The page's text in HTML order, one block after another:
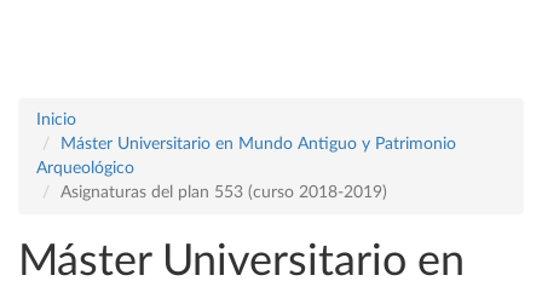
Inicio
Máster Universitario en Mundo Antiguo y Patrimonio
Arqueológico
Asignaturas del plan 553 (curso 2018-2019)
Máster Universitario en